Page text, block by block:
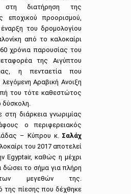
στη διατήρηση της
εποχικού προορισμού,
του δρομολογίου
από το καλοκαίρι
χρόνια παρουσίας του
της Αιγύπτου
η πενταετία που
Αραβική Ανοιξη
του τότε καθεστώτος
δύσκολη.
διάρκεια γνωριμίας
ο περιφερειακός
– Κύπρου κ. Σαλάχ
του 2017 αποτελεί
Egyptair, καθώς η μέχρι
δώσει το σήμα για πλήρη
μεγεθών της.
της πίεσης που δέχθηκε